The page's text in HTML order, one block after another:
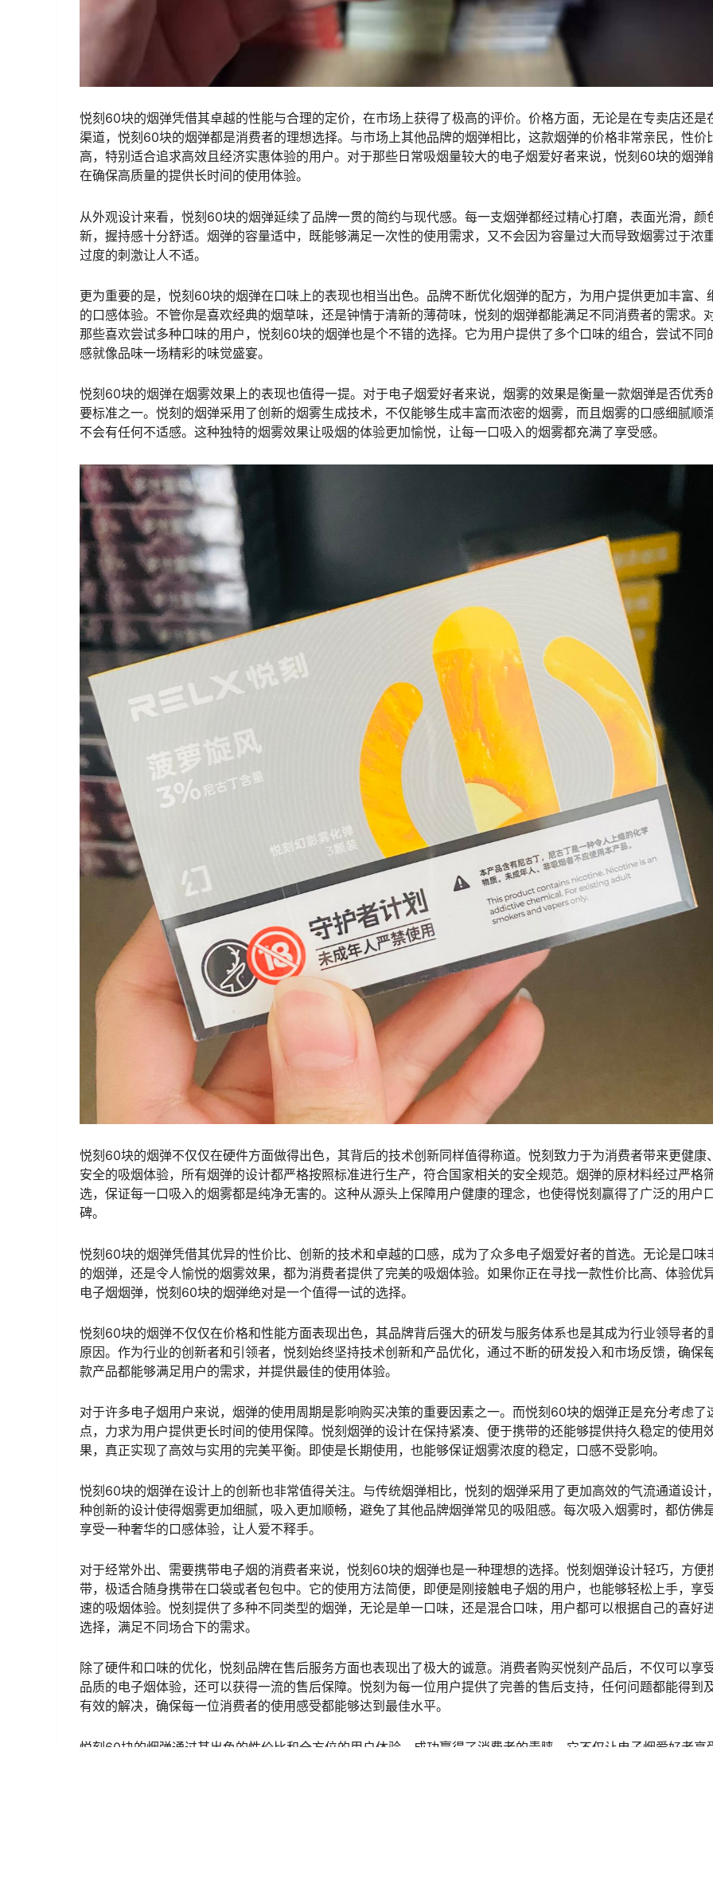
悦刻60块的烟弹凭借其卓越的性能与合理的定价，在市场上获得了极高的评价。价格方面，无论是在专卖店还是
渠道，悦刻60块的烟弹都是消费者的理想选择。与市场上其他品牌的烟弹相比，这款烟弹的价格非常亲民，性价
高，特别适合追求高效且经济实惠体验的用户。对于那些日常吸烟量较大的电子烟爱好者来说，悦刻60块的烟弹
在确保高质量的提供长时间的使用体验。
从外观设计来看，悦刻60块的烟弹延续了品牌一贯的简约与现代感。每一支烟弹都经过精心打磨，表面光滑，颜
新，握持感十分舒适。烟弹的容量适中，既能够满足一次性的使用需求，又不会因为容量过大而导致烟雾过于浓
过度的刺激让人不适。
更为重要的是，悦刻60块的烟弹在口味上的表现也相当出色。品牌不断优化烟弹的配方，为用户提供更加丰富、
的口感体验。不管你是喜欢经典的烟草味，还是钟情于清新的薄荷味，悦刻的烟弹都能满足不同消费者的需求。
那些喜欢尝试多种口味的用户，悦刻60块的烟弹也是个不错的选择。它为用户提供了多个口味的组合，尝试不同
感就像品味一场精彩的味觉盛宴。
悦刻60块的烟弹在烟雾效果上的表现也值得一提。对于电子烟爱好者来说，烟雾的效果是衡量一款烟弹是否优秀
要标准之一。悦刻的烟弹采用了创新的烟雾生成技术，不仅能够生成丰富而浓密的烟雾，而且烟雾的口感细腻顺
不会有任何不适感。这种独特的烟雾效果让吸烟的体验更加愉悦，让每一口吸入的烟雾都充满了享受感。
悦刻60块的烟弹不仅仅在硬件方面做得出色，其背后的技术创新同样值得称道。悦刻致力于为消费者带来更健康
安全的吸烟体验，所有烟弹的设计都严格按照标准进行生产，符合国家相关的安全规范。烟弹的原材料经过严格
选，保证每一口吸入的烟雾都是纯净无害的。这种从源头上保障用户健康的理念，也使得悦刻赢得了广泛的用户
碑。
悦刻60块的烟弹凭借其优异的性价比、创新的技术和卓越的口感，成为了众多电子烟爱好者的首选。无论是口味
的烟弹，还是令人愉悦的烟雾效果，都为消费者提供了完美的吸烟体验。如果你正在寻找一款性价比高、体验优
电子烟烟弹，悦刻60块的烟弹绝对是一个值得一试的选择。
悦刻60块的烟弹不仅仅在价格和性能方面表现出色，其品牌背后强大的研发与服务体系也是其成为行业领导者的
原因。作为行业的创新者和引领者，悦刻始终坚持技术创新和产品优化，通过不断的研发投入和市场反馈，确保
款产品都能够满足用户的需求，并提供最佳的使用体验。
对于许多电子烟用户来说，烟弹的使用周期是影响购买决策的重要因素之一。而悦刻60块的烟弹正是充分考虑了
点，力求为用户提供更长时间的使用保障。悦刻烟弹的设计在保持紧凑、便于携带的还能够提供持久稳定的使用
果，真正实现了高效与实用的完美平衡。即使是长期使用，也能够保证烟雾浓度的稳定，口感不受影响。
悦刻60块的烟弹在设计上的创新也非常值得关注。与传统烟弹相比，悦刻的烟弹采用了更加高效的气流通道设计
种创新的设计使得烟雾更加细腻，吸入更加顺畅，避免了其他品牌烟弹常见的吸阻感。每次吸入烟雾时，都仿佛
享受一种奢华的口感体验，让人爱不释手。
对于经常外出、需要携带电子烟的消费者来说，悦刻60块的烟弹也是一种理想的选择。悦刻烟弹设计轻巧，方便
带，极适合随身携带在口袋或者包包中。它的使用方法简便，即便是刚接触电子烟的用户，也能够轻松上手，享
速的吸烟体验。悦刻提供了多种不同类型的烟弹，无论是单一口味，还是混合口味，用户都可以根据自己的喜好
选择，满足不同场合下的需求。
除了硬件和口味的优化，悦刻品牌在售后服务方面也表现出了极大的诚意。消费者购买悦刻产品后，不仅可以享
品质的电子烟体验，还可以获得一流的售后保障。悦刻为每一位用户提供了完善的售后支持，任何问题都能得到
有效的解决，确保每一位消费者的使用感受都能够达到最佳水平。
悦刻60块的烟弹通过其出色的性价比和全方位的用户体验，成功赢得了消费者的青睐。它不仅让电子烟爱好者享